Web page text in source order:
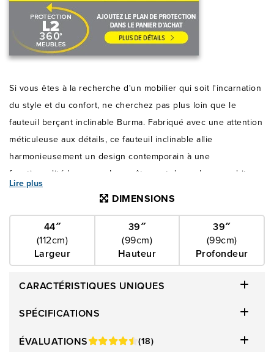
Si vous êtes à la recherche d'un mobilier qui soit l'incarnation
du style et du confort, ne cherchez pas plus loin que le
fauteuil berçant inclinable Burma. Fabriqué avec une attention
méticuleuse aux détails, ce fauteuil inclinable allie
harmonieusement un design contemporain à une
fonctionnalité luxueuse. Le revêtement de couleur graphite
exsude la sophistication, tandis que la fonction d'inclinaison
rembourrée et le dossier moelleux offrent un soutien optimal,
garantissant une expérience confortable pour vous et vos
invités. La construction durable et les matériaux de haute
indispensable pour votre espace de vie. Le fauteuil berçant
inclinable Burma est une combinaison parfaite d'élégance et
moments de pure détente.
Lire plus
DIMENSIONS
44″
(112cm)
Largeur
39″
(99cm)
Hauteur
39″
(99cm)
Profondeur
CARACTÉRISTIQUES UNIQUES
SPÉCIFICATIONS
ÉVALUATIONS
(18)